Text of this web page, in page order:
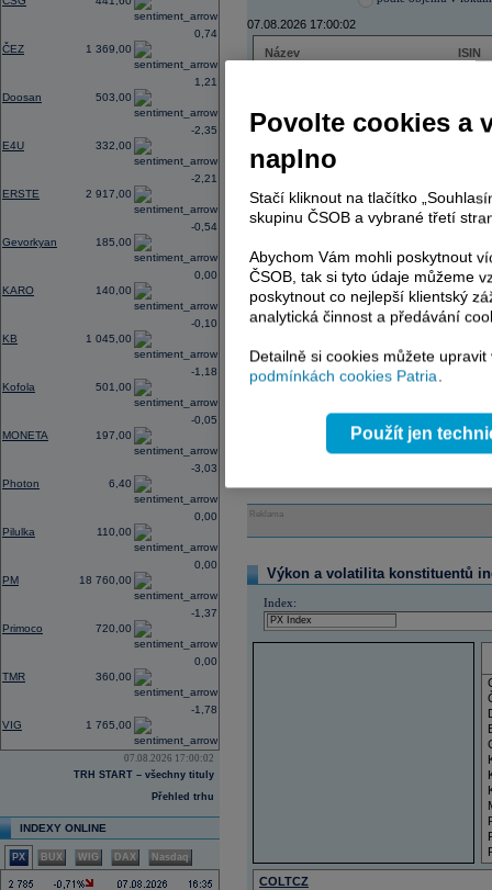
ČEZ 1 369,00
0,74
Doosan 503,00
1,21
E4U 332,00
-2,35
ERSTE 2 917,00
-2,21
Gevorkyan 185,00
-0,54
KARO 140,00
0,00
KB 1 045,00
-0,10
Kofola 501,00
-1,18
MONETA 197,00
-0,05
Photon 6,40
-3,03
Pilulka 110,00
0,00
PM 18 760,00
0,00
Primoco 720,00
-1,37
TMR 360,00
0,00
VIG 1 765,00
-1,78
07.08.2026 17:00:02
TRH START – všechny tituly
Přehled trhu
INDEXY ONLINE
PX BUX WIG DAX Nasdaq
07.08.2026 17:00:02
Název
ISIN
ERSTE BANK
TMR
AD index - vývoj
Region
Reklama
Výkon a volatilita konstituentů
Index:
COLTCZ
Povolte cookies a
naplno
Stačí kliknout na tlačítko
skupinu ČSOB a vybrané třetí
Abychom Vám mohli poskytnout
ČSOB, tak si tyto údaje můžeme
poskytnout co nejlepší klientský
analytická činnost a předávání
Detailně si cookies můžete
podmínkách cookies Patria.
Použít jen